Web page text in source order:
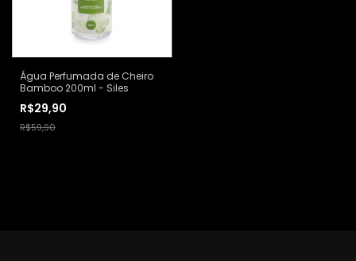
Água Perfumada de Cheiro
Bamboo 200ml - Siles
R$29,90
R$59,90